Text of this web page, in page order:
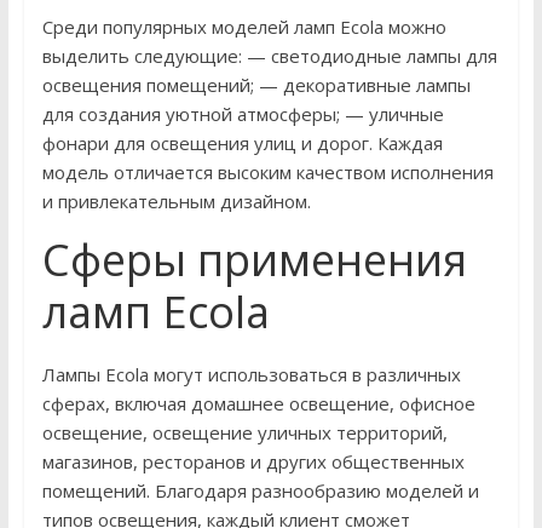
Среди популярных моделей ламп Ecola можно
выделить следующие: — светодиодные лампы для
освещения помещений; — декоративные лампы
для создания уютной атмосферы; — уличные
фонари для освещения улиц и дорог. Каждая
модель отличается высоким качеством исполнения
и привлекательным дизайном.
Сферы применения
ламп Ecola
Лампы Ecola могут использоваться в различных
сферах, включая домашнее освещение, офисное
освещение, освещение уличных территорий,
магазинов, ресторанов и других общественных
помещений. Благодаря разнообразию моделей и
типов освещения, каждый клиент сможет